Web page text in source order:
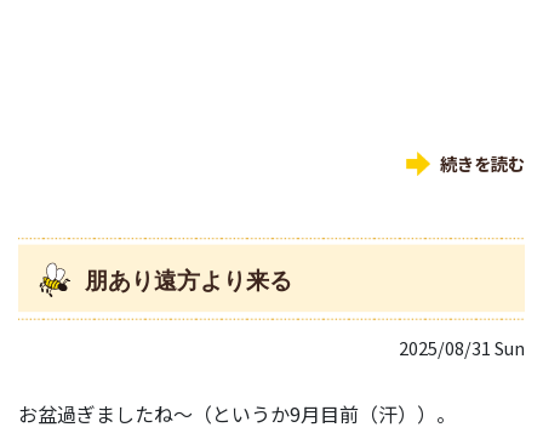
続きを読む
朋あり遠方より来る
2025/08/31 Sun
お盆過ぎましたね～（というか9月目前（汗））。